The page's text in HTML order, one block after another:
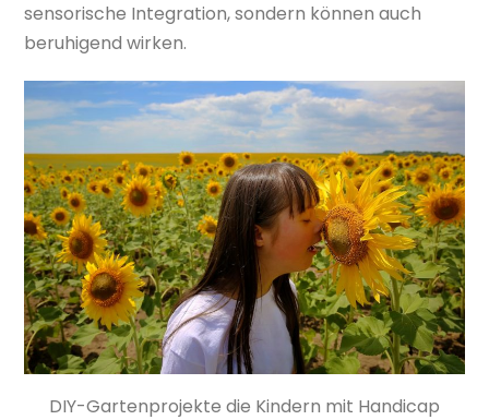
sensorische Integration, sondern können auch
beruhigend wirken.
DIY-Gartenprojekte die Kindern mit Handicap